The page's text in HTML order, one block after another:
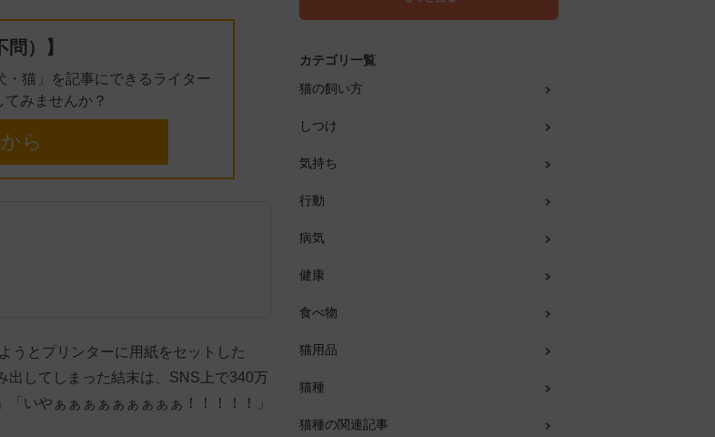
）】
猫」を記事にできるライター
みませんか？
ら
うとプリンターに用紙をセットした
してしまった結末は、SNS上で340万
いやぁぁぁぁぁぁぁぁぁ！！！！！」
カテゴリ一覧
猫の飼い方
しつけ
気持ち
行動
病気
健康
食べ物
猫用品
猫種
猫種の関連記事